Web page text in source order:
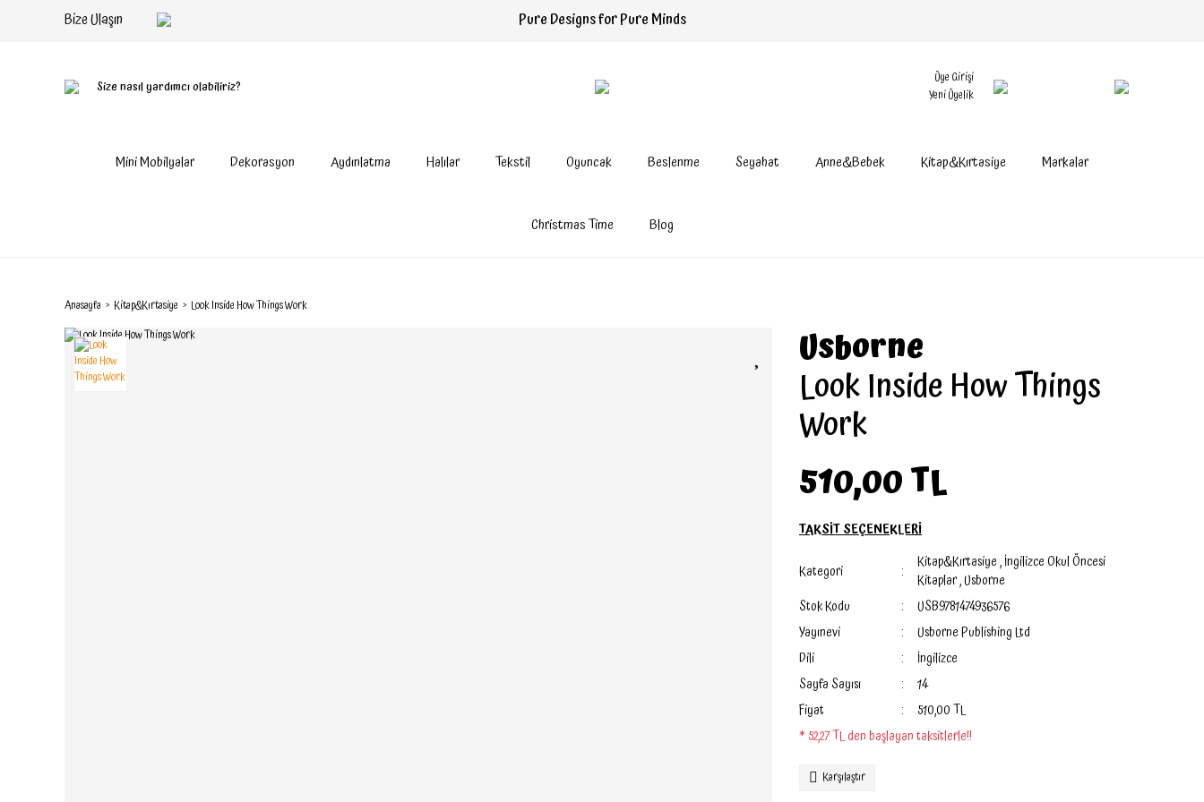
Bize Ulaşın Pure Designs for Pure Minds
Size nasıl yardımcı olabiliriz?
Üye Girişi
Yeni Üyelik
Mini Mobilyalar Dekorasyon Aydınlatma Halılar Tekstil Oyuncak Beslenme Seyahat Anne&Bebek Kitap&Kırtasiye Markalar
Christmas Time Blog
Anasayfa Kitap&Kırtasiye Look Inside How Things Work
Usborne
Look Inside How Things
Work
510,00 TL
TAKSİT SEÇENEKLERİ
Kategori Kitap&Kırtasiye,İngilizce Okul Öncesi
Kitaplar,Usborne
Stok Kodu
USB9781474936576
Yayınevi
Usborne Publishing Ltd
Dili
İngilizce
Sayfa Sayısı
14
Fiyat
510,00 TL
* 52,27 TL den başlayan taksitlerle!!
Karşılaştır